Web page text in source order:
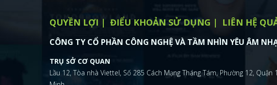
QUYỀN LỢI ĐIỂU KHOẢN SỬ DỤNG LIÊN HỆ
CÔNG TY CỔ PHẦN CÔNG NGHỆ VÀ TẦM NHÌN YÊU ÂM
TRỤ SỞ CƠ QUAN
Lầu 12, Tòa nhà Viettel, Số 285 Cách Mạng Tháng Tám, Phường 12, Quận